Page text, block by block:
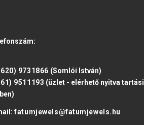
9731866 (Somlói István)
9511193 (üzlet - elérhető nyitva tartási
fatumjewels@fatumjewels.hu